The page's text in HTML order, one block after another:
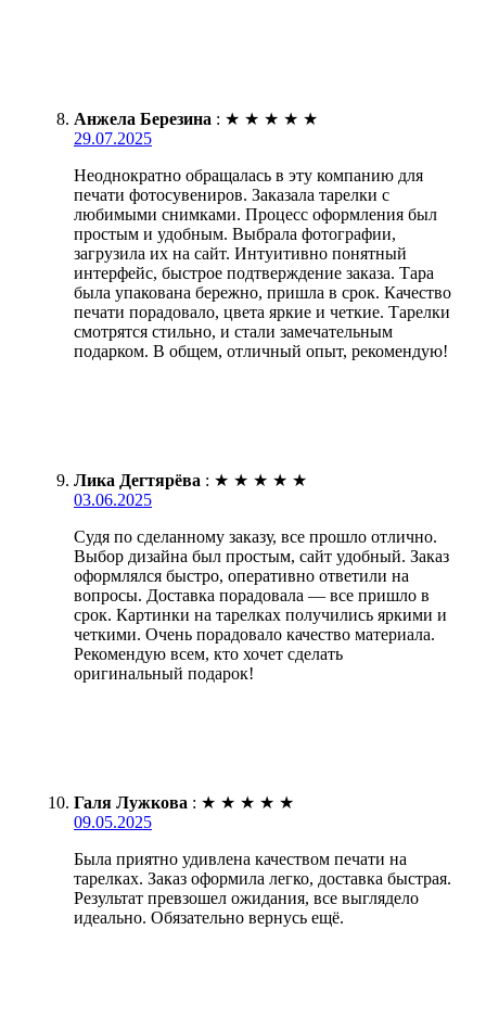
Анжела Березина : ★ ★ ★ ★ ★
29.07.2025
Неоднократно обращалась в эту компанию для
печати фотосувениров. Заказала тарелки с
любимыми снимками. Процесс оформления был
простым и удобным. Выбрала фотографии,
загрузила их на сайт. Интуитивно понятный
интерфейс, быстрое подтверждение заказа. Тара
была упакована бережно, пришла в срок. Качество
печати порадовало, цвета яркие и четкие. Тарелки
смотрятся стильно, и стали замечательным
подарком. В общем, отличный опыт, рекомендую!
Лика Дегтярёва : ★ ★ ★ ★ ★
03.06.2025
Судя по сделанному заказу, все прошло отлично.
Выбор дизайна был простым, сайт удобный. Заказ
оформлялся быстро, оперативно ответили на
вопросы. Доставка порадовала — все пришло в
срок. Картинки на тарелках получились яркими и
четкими. Очень порадовало качество материала.
Рекомендую всем, кто хочет сделать
оригинальный подарок!
Галя Лужкова : ★ ★ ★ ★ ★
09.05.2025
Была приятно удивлена качеством печати на
тарелках. Заказ оформила легко, доставка быстрая.
Результат превзошел ожидания, все выглядело
идеально. Обязательно вернусь ещё.